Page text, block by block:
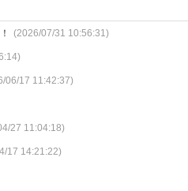
(2026/07/31 10:56:31)
06/17 11:42:37)
27 11:04:18)
17 14:21:22)